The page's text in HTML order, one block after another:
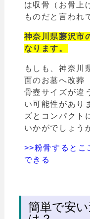
は収骨（お骨上
ものだと言われ
神奈川県藤沢市
なります。
もしも、神奈川
面のお墓へ改葬
骨壺サイズが違
い可能性があり
ズとコンパクト
いかがでしょう
>>粉骨するとこ
できる
簡単で安